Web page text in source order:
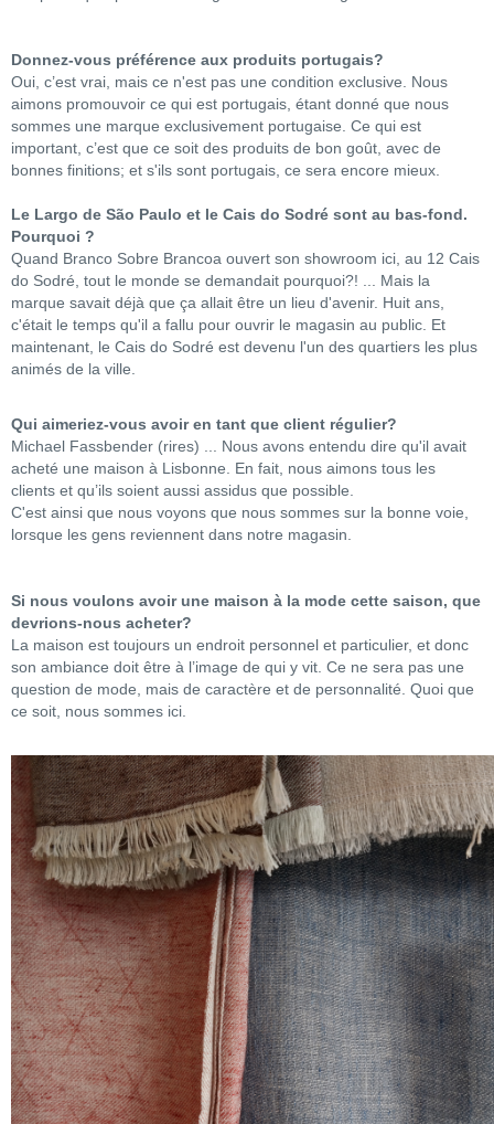
Donnez-vous préférence aux produits portugais?
Oui, c’est vrai, mais ce n'est pas une condition exclusive. Nous
aimons promouvoir ce qui est portugais, étant donné que nous
sommes une marque exclusivement portugaise. Ce qui est
important, c’est que ce soit des produits de bon goût, avec de
bonnes finitions; et s'ils sont portugais, ce sera encore mieux.
Le Largo de São Paulo et le Cais do Sodré sont au bas-fond.
Pourquoi ?
Quand Branco Sobre Brancoa ouvert son showroom ici, au 12 Cais
do Sodré, tout le monde se demandait pourquoi?! ... Mais la
marque savait déjà que ça allait être un lieu d'avenir. Huit ans,
c'était le temps qu'il a fallu pour ouvrir le magasin au public. Et
maintenant, le Cais do Sodré est devenu l'un des quartiers les plus
animés de la ville.
Qui aimeriez-vous avoir en tant que client régulier?
Michael Fassbender (rires) ... Nous avons entendu dire qu'il avait
acheté une maison à Lisbonne. En fait, nous aimons tous les
clients et qu’ils soient aussi assidus que possible.
C'est ainsi que nous voyons que nous sommes sur la bonne voie,
lorsque les gens reviennent dans notre magasin.
Si nous voulons avoir une maison à la mode cette saison, que
devrions-nous acheter?
La maison est toujours un endroit personnel et particulier, et donc
son ambiance doit être à l’image de qui y vit. Ce ne sera pas une
question de mode, mais de caractère et de personnalité. Quoi que
ce soit, nous sommes ici.